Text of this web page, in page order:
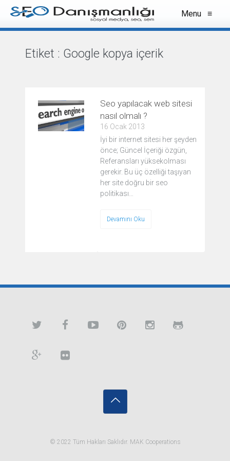
Menu ≡
Etiket : Google kopya içerik
Seo yapılacak web sitesi
nasıl olmalı ?
16 Ocak 2013
İyi bir internet sitesi her şeyden
önce; Güncel İçeriği özgün,
Referansları yüksekolması
gerekir. Bu üç özelliği taşıyan
her site doğru bir seo
politikası…
Devamını Oku
© 2022 Tüm Hakları Saklıdır. MAK Cooperations